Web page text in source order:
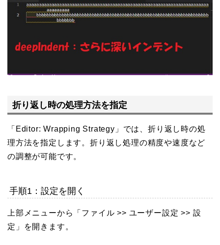
折り返し時の処理方法を指定
「Editor: Wrapping Strategy」では、折り返し時の処
理方法を指定します。折り返し処理の精度や速度など
の調整が可能です。
手順1：設定を開く
上部メニューから「ファイル >> ユーザー設定 >> 設
定」を開きます。